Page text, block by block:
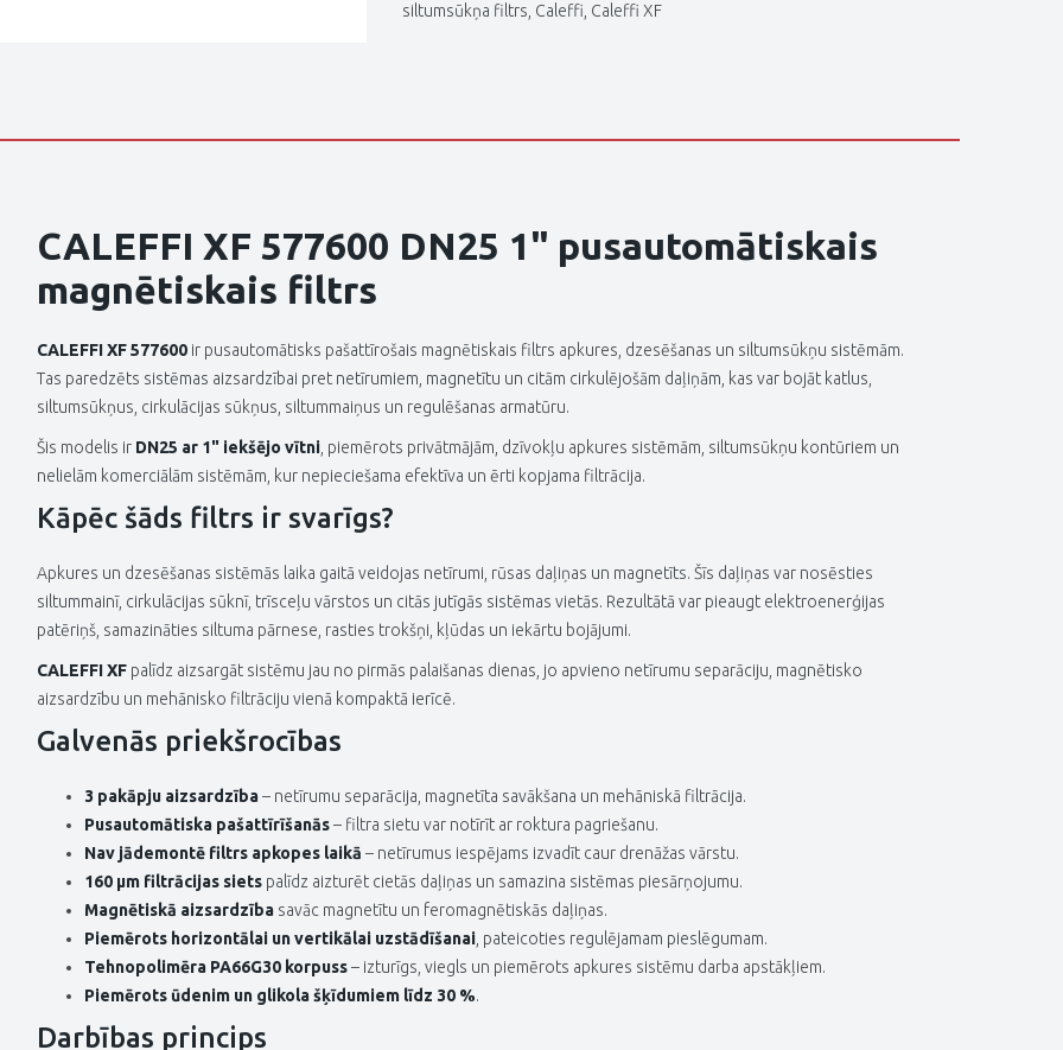
siltumsūkņa filtrs Caleffi Caleffi XF
CALEFFI XF 577600 DN25 1" pusautomātiskais
magnētiskais filtrs
CALEFFI XF 577600 ir pusautomātisks pašattīrošais magnētiskais filtrs apkures, dzesēšanas un siltumsūkņu sistēmām.
Tas paredzēts sistēmas aizsardzībai pret netīrumiem, magnetītu un citām cirkulējošām daļiņām, kas var bojāt katlus,
siltumsūkņus, cirkulācijas sūkņus, siltummaiņus un regulēšanas armatūru.
Šis modelis ir DN25 ar 1" iekšējo vītni , piemērots privātmājām, dzīvokļu apkures sistēmām, siltumsūkņu kontūriem un
nelielām komerciālām sistēmām, kur nepieciešama efektīva un ērti kopjama filtrācija.
Kāpēc šāds filtrs ir svarīgs?
Apkures un dzesēšanas sistēmās laika gaitā veidojas netīrumi, rūsas daļiņas un magnetīts. Šīs daļiņas var nosēsties
siltummainī, cirkulācijas sūknī, trīsceļu vārstos un citās jutīgās sistēmas vietās. Rezultātā var pieaugt elektroenerģijas
patēriņš, samazināties siltuma pārnese, rasties trokšņi, kļūdas un iekārtu bojājumi.
CALEFFI XF palīdz aizsargāt sistēmu jau no pirmās palaišanas dienas, jo apvieno netīrumu separāciju, magnētisko
aizsardzību un mehānisko filtrāciju vienā kompaktā ierīcē.
Galvenās priekšrocības
3 pakāpju aizsardzība– netīrumu separācija, magnetīta savākšana un mehāniskā filtrācija.
Pusautomātiska pašattīrīšanās– filtra sietu var notīrīt ar roktura pagriešanu.
Nav jādemontē filtrs apkopes laikā – netīrumus iespējams izvadīt caur drenāžas vārstu.
160 µm filtrācijas siets palīdz aizturēt cietās daļiņas un samazina sistēmas piesārņojumu.
Magnētiskā aizsardzība savāc magnetītu un feromagnētiskās daļiņas.
Piemērots horizontālai un vertikālai uzstādīšanai , pateicoties regulējamam pieslēgumam.
Tehnopolimēra PA66G30 korpuss– izturīgs, viegls un piemērots apkures sistēmu darba apstākļiem.
Piemērots ūdenim un glikola šķīdumiem līdz 30 %.
Darbības princips